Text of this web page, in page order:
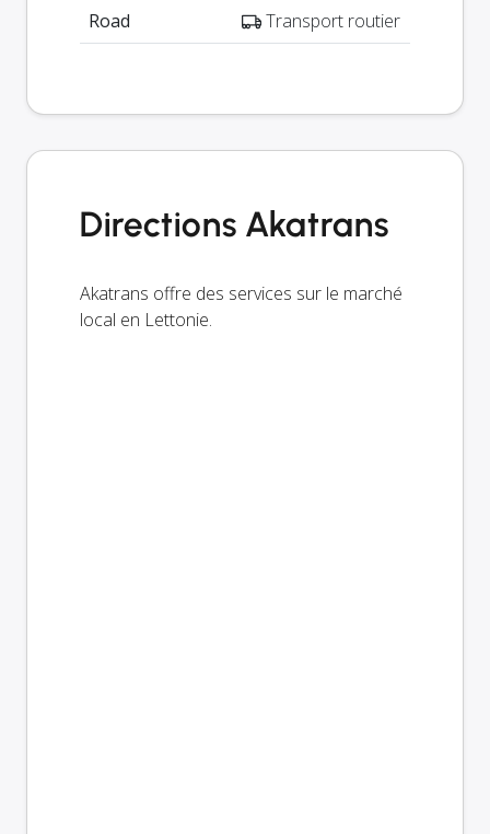
Road
Transport routier
Directions Akatrans
Akatrans offre des services sur le marché
local en Lettonie.